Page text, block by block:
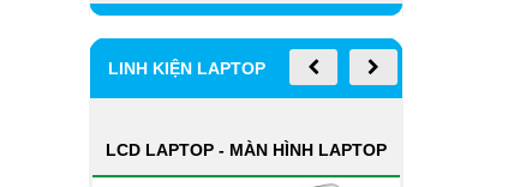
LINH KIỆN LAPTOP
MAINBOARD LAPTOP, BO MẠCH
CHÍNH